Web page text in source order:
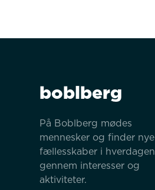
boblberg
På Boblberg mødes
mennesker og finder nye
fællesskaber i hverdagen
gennem interesser og
aktiviteter.